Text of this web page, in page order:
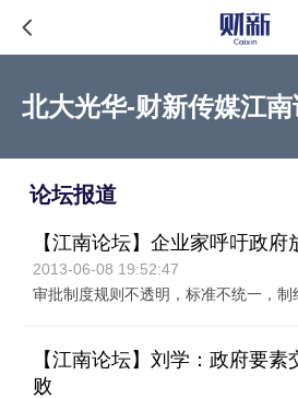
北大光华-财新传媒江
论坛报道
【江南论坛】企业家呼吁政府
2013-06-08 19:52:47
审批制度规则不透明，标准不统一，制
【江南论坛】刘学：政府要
败